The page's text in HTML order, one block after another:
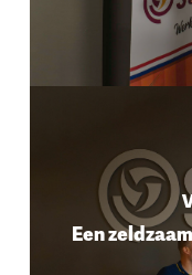
Een